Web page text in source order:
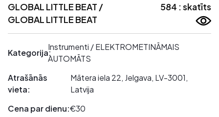
GLOBAL LITTLE BEAT /
GLOBAL LITTLE BEAT
584 : skatīts
Kategorija:
Instrumenti / ELEKTROMETINĀMAIS
AUTOMĀTS
Atrašānās
vieta:
Mātera iela 22, Jelgava, LV-3001,
Latvija
Cena par dienu:€30